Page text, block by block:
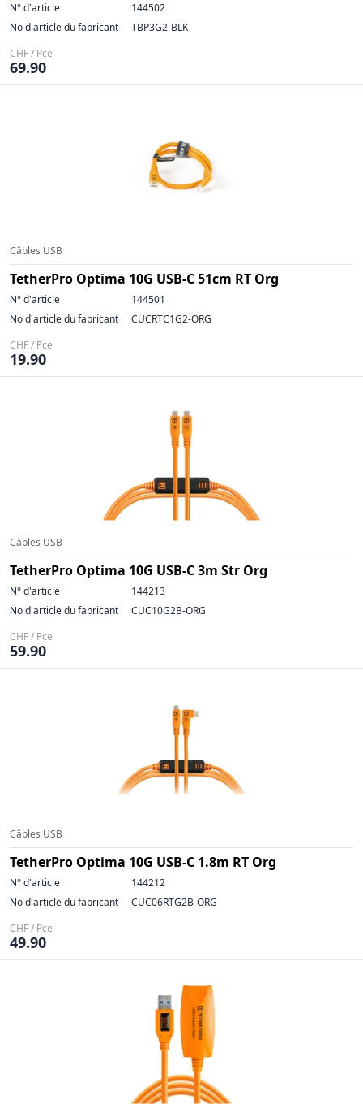
N° d'article
144502
No d'article du fabricant
TBP3G2-BLK
CHF / Pce
69.90
Câbles USB
TetherPro Optima 10G USB-C 51cm RT Org
N° d'article
144501
No d'article du fabricant
CUCRTC1G2-ORG
CHF / Pce
19.90
Câbles USB
TetherPro Optima 10G USB-C 3m Str Org
N° d'article
144213
No d'article du fabricant
CUC10G2B-ORG
CHF / Pce
59.90
Câbles USB
TetherPro Optima 10G USB-C 1.8m RT Org
N° d'article
144212
No d'article du fabricant
CUC06RTG2B-ORG
CHF / Pce
49.90